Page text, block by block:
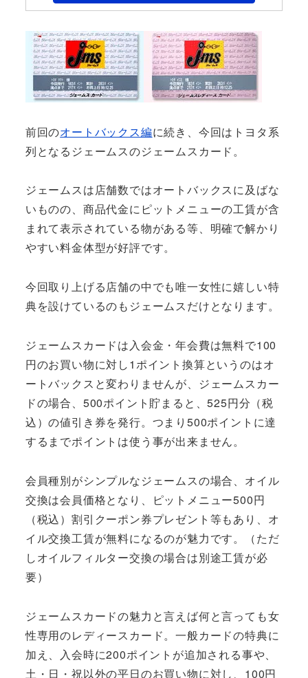
前回のオートバックス編に続き、今回はトヨタ系
列となるジェームスのジェームスカード。
ジェームスは店舗数ではオートバックスに及ばな
いものの、商品代金にピットメニューの工賃が含
まれて表示されている物がある等、明確で解かり
やすい料金体型が好評です。
今回取り上げる店舗の中でも唯一女性に嬉しい特
典を設けているのもジェームスだけとなります。
ジェームスカードは入会金・年会費は無料で100
円のお買い物に対し1ポイント換算というのはオ
ートバックスと変わりませんが、ジェームスカー
ドの場合、500ポイント貯まると、525円分（税
込）の値引き券を発行。つまり500ポイントに達
するまでポイントは使う事が出来ません。
会員種別がシンプルなジェームスの場合、オイル
交換は会員価格となり、ピットメニュー500円
（税込）割引クーポン券プレゼント等もあり、オ
イル交換工賃が無料になるのが魅力です。（ただ
しオイルフィルター交換の場合は別途工賃が必
要）
ジェームスカードの魅力と言えば何と言っても女
性専用のレディースカード。一般カードの特典に
加え、入会時に200ポイントが追加される事や、
土・日・祝以外の平日のお買い物に対し、100円